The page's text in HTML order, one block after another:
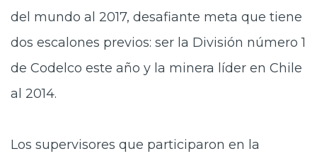
del mundo al 2017, desafiante meta que tiene
dos escalones previos: ser la División número 1
de Codelco este año y la minera líder en Chile
al 2014.
Los supervisores que participaron en la